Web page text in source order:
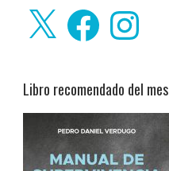
FacebookInstagram
Libro recomendado del mes